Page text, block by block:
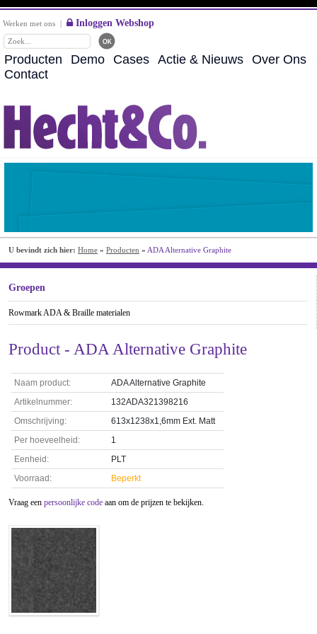
Werken met ons | Inloggen Webshop
Producten Demo Cases Actie & Nieuws Over Ons
Contact
U bevindt zich hier: Home » Producten » ADA Alternative Graphite
Groepen
Rowmark ADA & Braille materialen
Product - ADA Alternative Graphite
Naam product:
ADA Alternative Graphite
Artikelnummer:
132ADA321398216
Omschrijving:
613x1238x1,6mm Ext. Matt
Per hoeveelheid:
1
Eenheid:
PLT
Voorraad:
Beperkt
Vraag een persoonlijke code aan om de prijzen te bekijken.